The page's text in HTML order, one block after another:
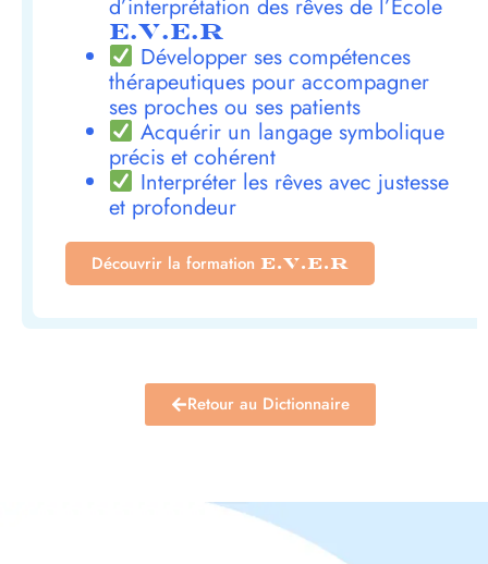
d’interprétation des rêves de l’École
E.V.E.R
Développer ses compétences
thérapeutiques pour accompagner
ses proches ou ses patients
Acquérir un langage symbolique
précis et cohérent
Interpréter les rêves avec justesse
et profondeur
Découvrir la formation E.V.E.R
Retour au Dictionnaire